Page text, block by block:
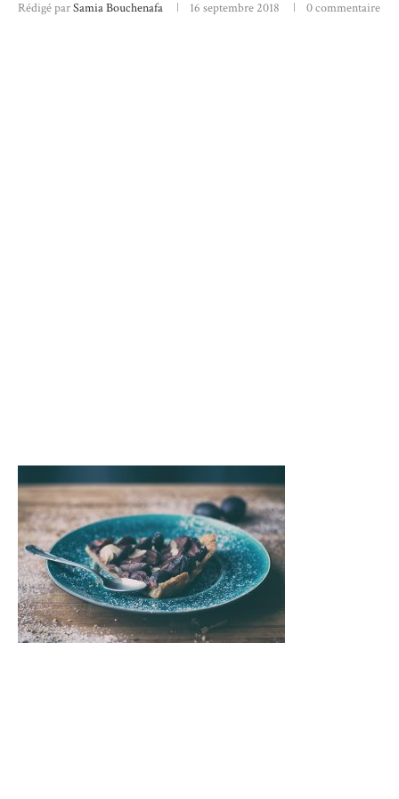
Rédigé parSamia Bouchenafa 16 septembre 2018 0 commentaire